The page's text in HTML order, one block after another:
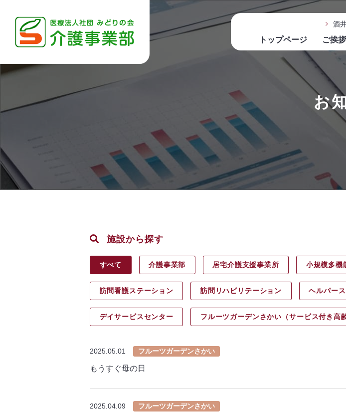
酒
トップページ ご挨拶
お
施設から探す
すべて 介護事業部 居宅介護支援事業所 小規模多機
訪問看護ステーション 訪問リハビリ テーション ヘルパース
デイサービスセンター フルーツガーデンさかい（サービス付き高
2025.05.01 フルーツガーデンさかい
もうすぐ母の日
2025.04.09 フルーツガーデンさかい